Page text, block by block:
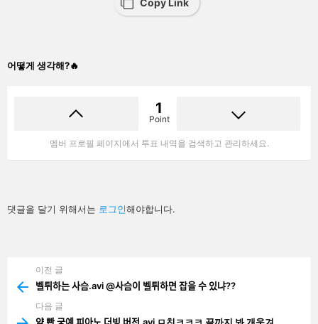
어떻게 생각해?🔥
1
Point
멤버 프로필 페이지에서 투표 내역을 검색하고 관리하세요.
답
글
댓글을 달기 위해서는 로그인해야합니다.
more
이전 글
벨튀하는 사슴.avi @사슴이 벨튀하면 잡을 수 있냐??
다음 글